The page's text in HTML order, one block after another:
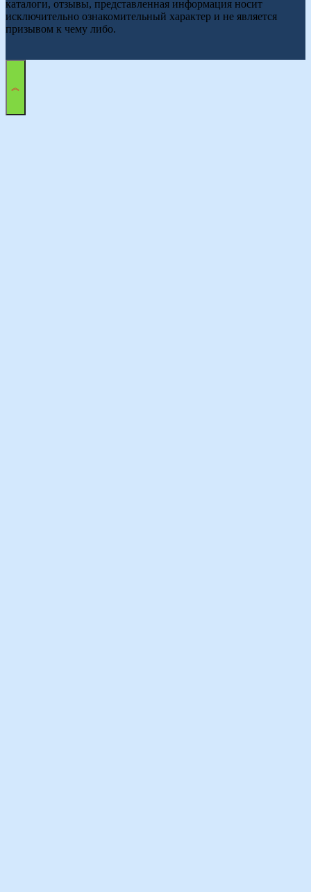
каталоги, отзывы, представленная информация носит
исключительно ознакомительный характер и не является
призывом к чему либо.